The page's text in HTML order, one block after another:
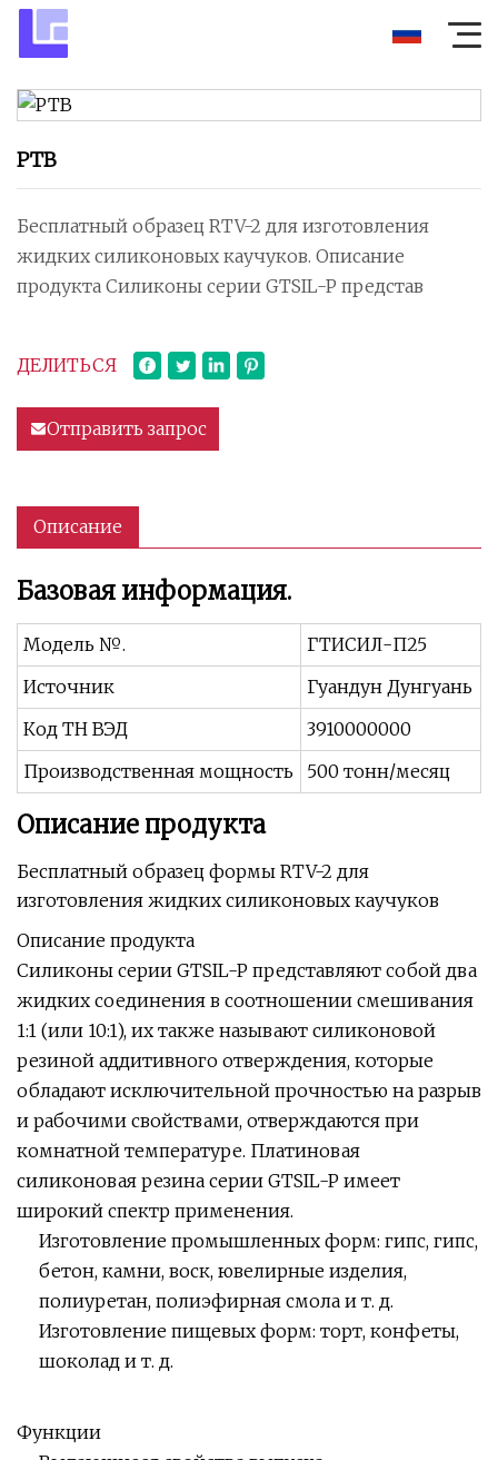
РТВ
Бесплатный образец RTV-2 для изготовления
жидких силиконовых каучуков. Описание
продукта Силиконы серии GTSIL-P представ
ДЕЛИТЬСЯ
Отправить запрос
Описание
Базовая информация.
Модель №.
ГТИСИЛ-П25
Источник
Гуандун Дунгуань
Код ТН ВЭД
3910000000
Производственная мощность
500 тонн/месяц
Описание продукта
Бесплатный образец формы RTV-2 для
изготовления жидких силиконовых каучуков
Описание продукта
Силиконы серии GTSIL-P представляют собой два
жидких соединения в соотношении смешивания
1:1 (или 10:1), их также называют силиконовой
резиной аддитивного отверждения, которые
обладают исключительной прочностью на разрыв
и рабочими свойствами, отверждаются при
комнатной температуре. Платиновая
силиконовая резина серии GTSIL-P имеет
широкий спектр применения.
Изготовление промышленных форм: гипс, гипс,
бетон, камни, воск, ювелирные изделия,
полиуретан, полиэфирная смола и т. д.
Изготовление пищевых форм: торт, конфеты,
шоколад и т. д.
Функции